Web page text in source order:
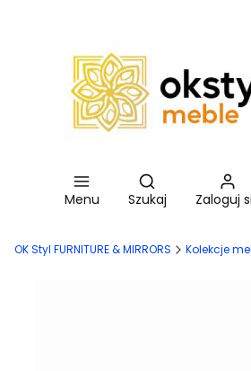
Menu
Otwórz
Szukaj Zaloguj
OK Styl FURNITURE & MIRRORS Kolekcje